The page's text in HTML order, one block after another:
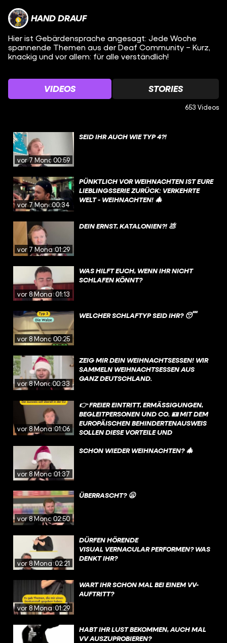
HAND DRAUF
Hier ist Gebärdensprache angesagt: Jede Woche
spannende Themen aus der Deaf Community – Kurz,
knackig und vor allem: für alle verständlich!
VIDEOS STORIES
653 Videos
vor 7 Monaten
00:59
SEID IHR AUCH WIE TYP 4?!
vor 7 Monaten
00:34
PÜNKTLICH VOR WEIHNACHTEN IST EURE
LIEBLINGSSERIE ZURÜCK: VERKEHRTE
WELT - WEIHNACHTEN! 🎄
vor 7 Monaten
01:29
DEIN ERNST, KATALONIEN?! 💩
vor 8 Monaten01:13
WAS HILFT EUCH, WENN IHR NICHT
SCHLAFEN KÖNNT?
vor 8 Monaten
00:25
WELCHER SCHLAFTYP SEID IHR? 😴
vor 8 Monaten
00:33
ZEIG MIR DEIN WEIHNACHTSESSEN! WIR
SAMMELN WEIHNACHTSESSEN AUS
GANZ DEUTSCHLAND.
vor 8 Monaten
01:06
👉 FREIER EINTRITT, ERMÄSSIGUNGEN, B
EGLEITPERSONEN UND CO. 🪪 MIT DEM E
UROPÄISCHEN BEHINDERTENAUSWEIS S
OLLEN DIESE VORTEILE UND V
LLEN EU-LÄNDERN GELTEN❗
vor 8 Monaten
01:37
SCHON WIEDER WEIHNACHTEN? 🎄
vor 8 Monaten
02:50
ÜBERRASCHT? 😦
vor 8 Monaten02:21
DÜRFEN HÖRENDE
VISUAL VERNACULAR PERFORMEN? WAS
DENKT IHR?
vor 8 Monaten01:29
WART IHR SCHON MAL BEI EINEM VV-
AUFTRITT?
HABT IHR LUST BEKOMMEN, AUCH MAL
VV AUSZUPROBIEREN? ⠀